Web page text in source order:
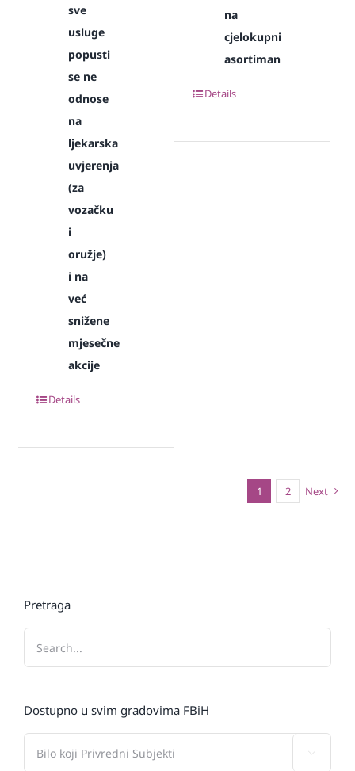
sve
usluge
popusti
se ne
odnose
na
ljekarska
uvjerenja
(za
vozačku
i
oružje)
i na
već
snižene
mjesečne
akcije
Details
na
cjelokupni
asortiman
Details
1 2 Next
Pretraga
Dostupno u svim gradovima FBiH